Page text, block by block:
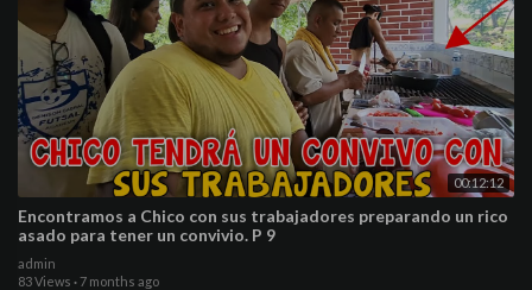
00:12:12
Encontramos a Chico con sus trabajadores preparando un rico
asado para tener un convivio. P 9
admin
83 Views ·7 months ago